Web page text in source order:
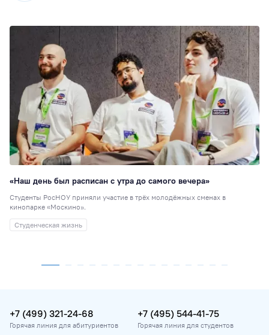
«Наш день был расписан с утра до самого вечера»
Студенты РосНОУ приняли участие в трёх молодёжных сменах в
кинопарке «Москино».
Студенческая жизнь
+7 (499) 321-24-68
Горячая линия для абитуриентов
+7 (495) 544-41-75
Горячая линия для студентов